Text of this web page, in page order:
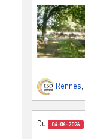
Rennes,
Du 04-06-2026